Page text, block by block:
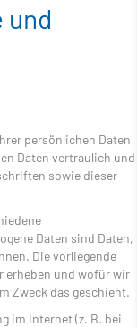
und
persönlichen Daten
Daten vertraulich und
sowie dieser
Daten sind Daten,
Die vorliegende
erheben und wofür wir
Zweck das geschieht.
im Internet (z. B. bei